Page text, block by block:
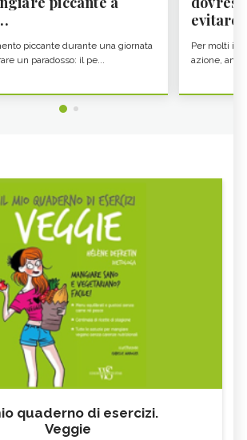
piccante durante una giornata
un paradosso: il pe...
evitare
Per molti il
azione,
quaderno di esercizi.
Veggie